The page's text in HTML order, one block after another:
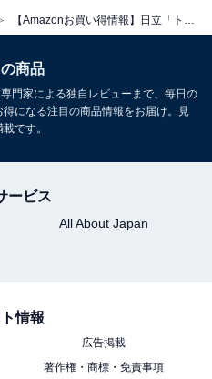
トースター HMO-F200 W
焼き 遠赤ヒーター 熱風対流
で見る
ジ 大容量 31L MRO-S8C K
フ
商品
門家による独自レビューまで、毎日の
になる注目の商品情報をお届け。見
です。
ービス
All About Japan
情報
広告掲載
著作権・商標・免責事項